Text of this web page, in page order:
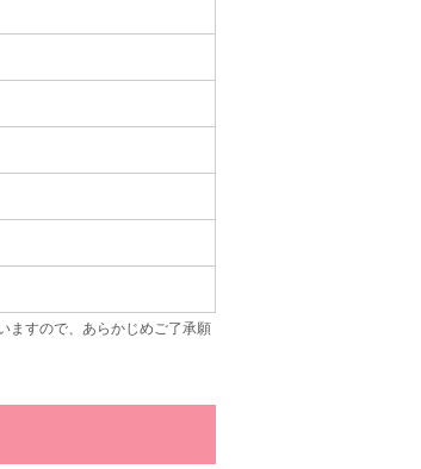
ますので、あらかじめご了承願